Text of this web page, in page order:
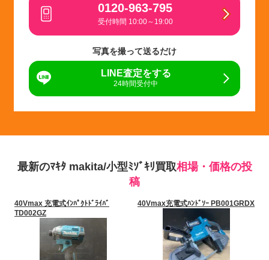
0120-963-795
受付時間 10:00～19:00
写真を撮って送るだけ
LINE査定をする
24時間受付中
最新のﾏｷﾀ makita/小型ﾐｿﾞｷﾘ買取相場・価格の投
稿
40Vmax 充電式ｲﾝﾊﾟｸﾄﾄﾞﾗｲﾊﾞ
TD002GZ
40Vmax充電式ﾊﾝﾄﾞｿｰ PB001GRDX